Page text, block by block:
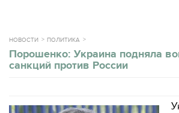
НОВОСТИ ПОЛИТИКА
Порошенко: Украина подняла
санкций против России